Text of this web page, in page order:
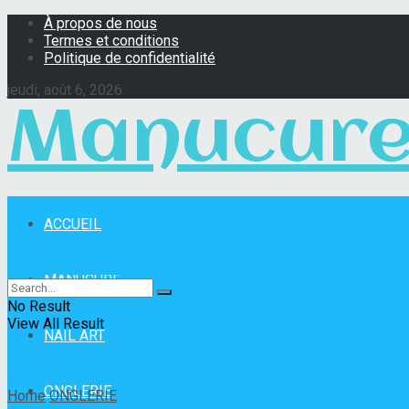
À propos de nous
Termes et conditions
Politique de confidentialité
jeudi, août 6, 2026
ACCUEIL
MANUCURE
NAIL ART
ONGLERIE
No Result
View All Result
Home ONGLERIE